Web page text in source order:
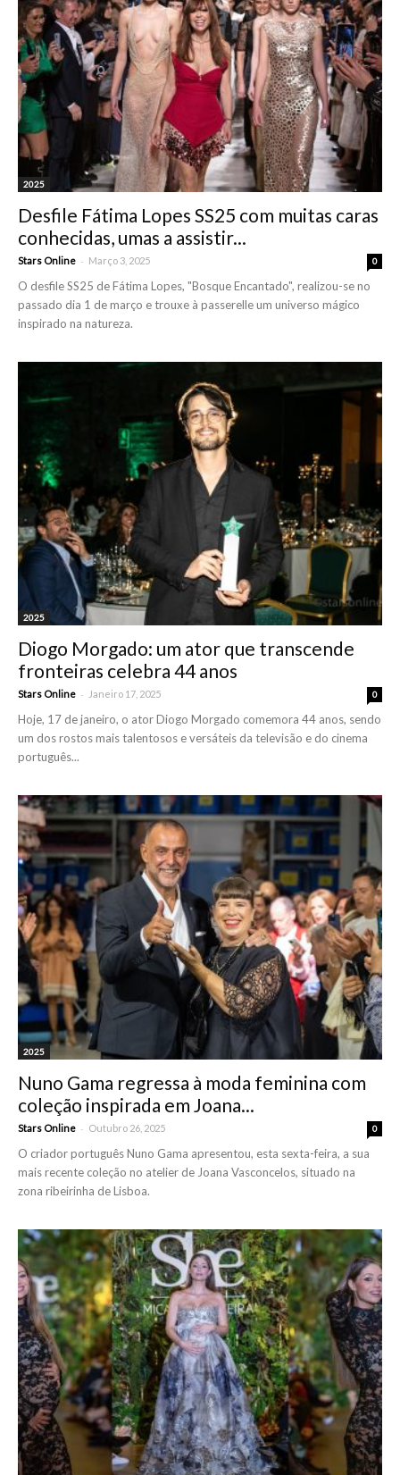
2025
Desfile Fátima Lopes SS25 com muitas caras
conhecidas, umas a assistir...
Stars Online - Março 3, 2025 0
O desfile SS25 de Fátima Lopes, "Bosque Encantado", realizou-se no
passado dia 1 de março e trouxe à passerelle um universo mágico
inspirado na natureza.
2025
Diogo Morgado: um ator que transcende
fronteiras celebra 44 anos
Stars Online - Janeiro 17, 2025 0
Hoje, 17 de janeiro, o ator Diogo Morgado comemora 44 anos, sendo
um dos rostos mais talentosos e versáteis da televisão e do cinema
português...
2025
Nuno Gama regressa à moda feminina com
coleção inspirada em Joana...
Stars Online - Outubro 26, 2025 0
O criador português Nuno Gama apresentou, esta sexta-feira, a sua
mais recente coleção no atelier de Joana Vasconcelos, situado na
zona ribeirinha de Lisboa.